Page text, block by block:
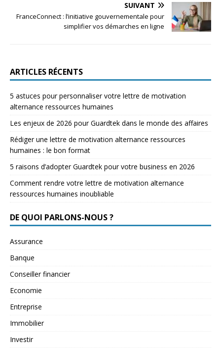
SUIVANT
FranceConnect : l’initiative gouvernementale pour
simplifier vos démarches en ligne
ARTICLES RÉCENTS
5 astuces pour personnaliser votre lettre de motivation
alternance ressources humaines
Les enjeux de 2026 pour Guardtek dans le monde des affaires
Rédiger une lettre de motivation alternance ressources
humaines : le bon format
5 raisons d’adopter Guardtek pour votre business en 2026
Comment rendre votre lettre de motivation alternance
ressources humaines inoubliable
DE QUOI PARLONS-NOUS ?
Assurance
Banque
Conseiller financier
Economie
Entreprise
Immobilier
Investir